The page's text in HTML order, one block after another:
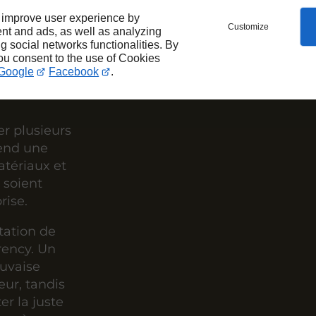
user experience by
and ads, as well as analyzing
social networks functionalities. By
consent to the use of Cookies
Facebook .
Customize
les
plusieurs
une
et
soient
de
Un
tandis
la juste